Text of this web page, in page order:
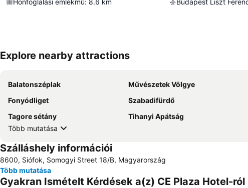
Honfoglalási emlékmű: 8.6 km
Explore nearby attractions
Balatonszéplak Művészetek Völgye
Fonyódliget
Szabadifürdő
Tagore sétány
Tihanyi Apátság
Több mutatása
Szálláshely információi
8600, Siófok, Somogyi Street 18/B, Magyarország
Több mutatása
Gyakran Ismételt Kérdések a(z) CE Plaza Hotel-ról